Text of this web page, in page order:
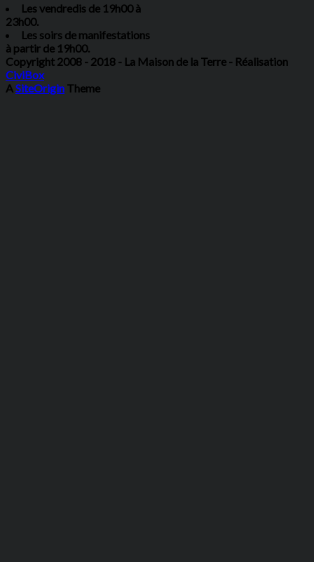
Les vendredis de 19h00 à
23h00.
Les soirs de manifestations
à partir de 19h00.
Copyright 2008 - 2018 - La Maison de la Terre - Réalisation
CiviBox
ASiteOrigin Theme